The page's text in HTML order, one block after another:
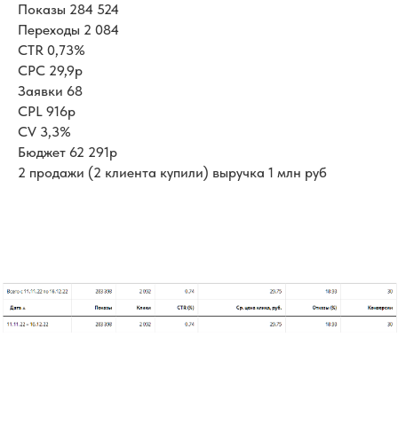
Показы 284 524
Переходы 2 084
CTR 0,73%
CPC 29,9р
Заявки 68
CPL 916р
CV 3,3%
Бюджет 62 291р
2 продажи (2 клиента купили) выручка 1 млн руб